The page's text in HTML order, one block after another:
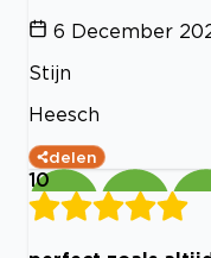
6 December
Stijn
Heesch
delen
10